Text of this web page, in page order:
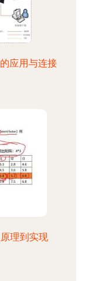
应用与连接
理到实现